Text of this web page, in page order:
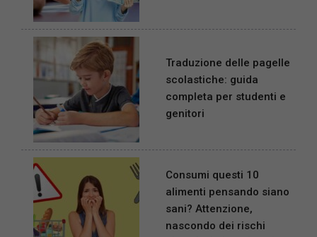
Traduzione delle pagelle
scolastiche: guida
completa per studenti e
genitori
Consumi questi 10
alimenti pensando siano
sani? Attenzione,
nascondo dei rischi